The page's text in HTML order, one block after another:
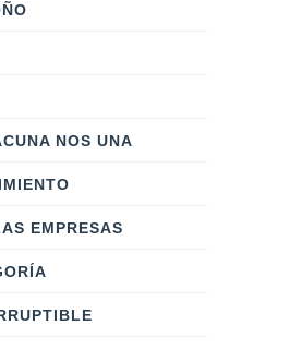
NOS UNA
EMPRESAS